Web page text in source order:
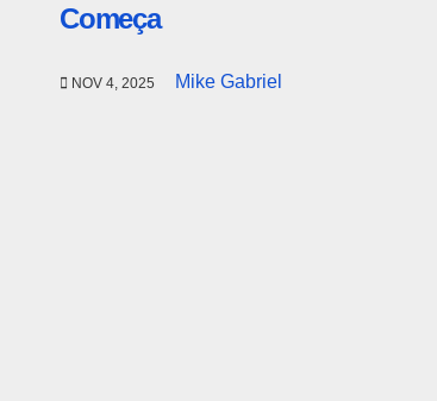
Começa
NOV 4, 2025 Mike Gabriel